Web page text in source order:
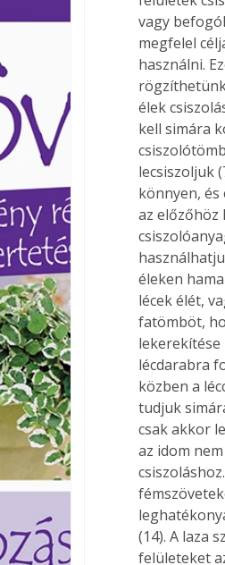
Ezermester
Laptapir kényelmes
mert: – t
vagy
megfelel
használni.
élek
kell simára
lecsiszoljuk
könnyen,
az előzőhöz
éleken
lécek élét,
fatömböt,
lekerekítése
lécdarabra
közben a
tudjuk
csak akkor
az idom
(14). A laza
felületeket